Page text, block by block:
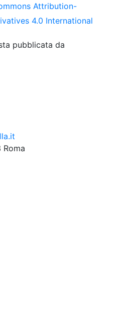
Attribution-
4.0 International
pubblicata da